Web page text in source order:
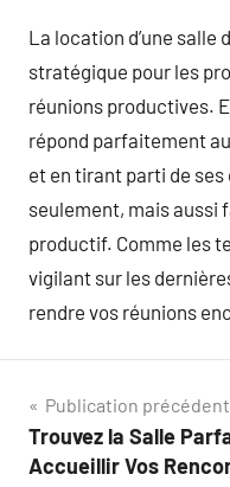
La location d’une salle
stratégique pour les
réunions productives.
répond parfaitement
et en tirant parti de
seulement, mais aussi
productif. Comme les
vigilant sur les
rendre vos réunions
Navigation
de
Publication
Trouvez la Salle
Accueillir Vos